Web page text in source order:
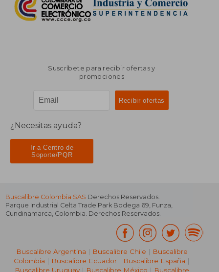
Suscríbete para recibir ofertas y
promociones
¿Necesitas ayuda?
Ir a Centro de
Soporte/PQR
Buscalibre Colombia SAS Derechos Reservados.
Parque Industrial Celta Trade Park Bodega 69 Funza
Cundinamarca Colombia . Derechos Reservados.
Buscalibre Argentina | Buscalibre Chile | Buscalibre
Colombia | Buscalibre Ecuador | Buscalibre España |
Buscalibre Uruguay| Buscalibre México | Buscalibre